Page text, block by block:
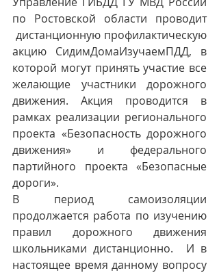
по Ростовской области проводит
дистанционную профилактическую
акцию СидимДомаИзучаемПДД, в
которой могут принять участие все
желающие участники дорожного
движения. Акция проводится в
рамках реализации регионального
проекта «Безопасность дорожного
движения» и федерального
партийного проекта «Безопасные
дороги».
В период самоизоляции
продолжается работа по изучению
правил дорожного движения
школьниками дистанционно.  И в
настоящее время данному вопросу